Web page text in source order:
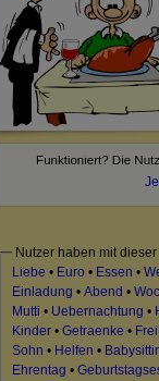
Nutzer haben mit
Liebe • Euro • Essen •
Einladung • Abend •
Mutti • Uebernachtung •
Kinder • Getraenke • Frei
Sohn • Helfen •
Ehrentag •